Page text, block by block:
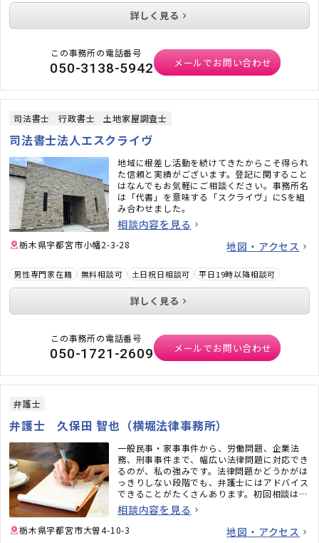
詳しく見る
この事務所の電話番号
050-3138-5942 メールでお問い合わせ
司法書士 行政書士 土地家屋調査士
司法書士法人エスクライヴ
地域に根差し活動を続けてきたからこそ得られ
た信頼と実績がございます。登記に関すること
はなんでもお気軽にご相談ください。事務所名
は「代書」を意味する「スクライヴ」にSを組
み合わせました。
相談内容を見る
栃木県宇都宮市小幡2-3-28 地図・アクセス
男性専門家在籍 無料相談可 土日祝日相談可 平日19時以降相談可
詳しく見る
この事務所の電話番号
050-1721-2609 メールでお問い合わせ
弁護士
弁護士 久保田 智也（横堀法律事務所）
一般民事・家事事件から、労働問題、企業法
務、刑事事件まで、幅広い法律問題に対応でき
るのが、私の強みです。法律問題かどうかがは
っきりしない段階でも、弁護士にはアドバイス
できることがたくさんあります。初回相談は無
料ですので、どうぞ、お気軽にご相談くださ
い。
相談内容を見る
栃木県宇都宮市大曽4-10-3 地図・アクセス